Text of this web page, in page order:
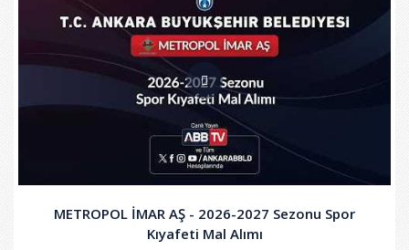
METROPOL İMAR AŞ - 2026-2027 Sezonu Spor
Kıyafeti Mal Alımı